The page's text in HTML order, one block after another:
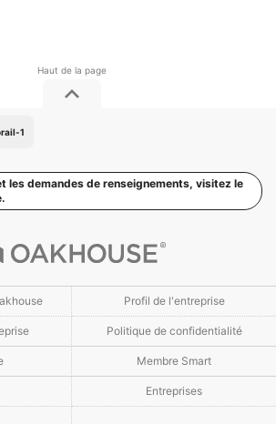
1
les demandes de renseignements, visitez le
Profil de l'entreprise
Politique de confidentialité
Membre Smart
Entreprises